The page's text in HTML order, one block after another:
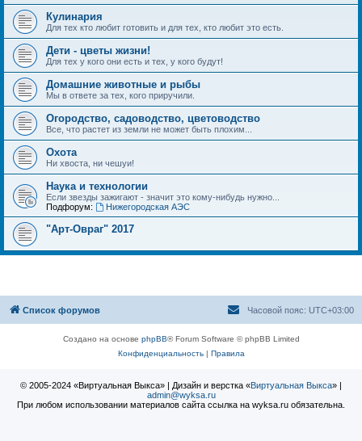
Кулинария
Для тех кто любит готовить и для тех, кто любит это есть.
Дети - цветы жизни!
Для тех у кого они есть и тех, у кого будут!
Домашние животные и рыбы
Мы в ответе за тех, кого приручили.
Огородство, садоводство, цветоводство
Все, что растет из земли не может быть плохим...
Охота
Ни хвоста, ни чешуи!
Наука и технологии
Если звезды зажигают - значит это кому-нибудь нужно...
Подфорум:
Нижегородская АЭС
"Арт-Овраг" 2017
Список форумов Часовой пояс: UTC+03:00
Создано на основе phpBB® Forum Software © phpBB Limited
Конфиденциальность| Правила
© 2005-2024 «Виртуальная Выкса» | Дизайн и верстка «Виртуальная Выкса» |
admin@wyksa.ru
При любом использовании материалов сайта ссылка на wyksa.ru обязательна.